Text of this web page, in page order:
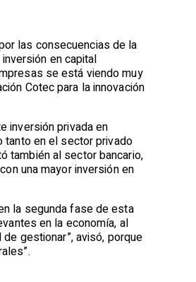
las consecuencias de la
en capital
se está viendo muy
Cotec para la innovación
inversión privada en
tanto en el sector privado
también al sector bancario,
una mayor inversión en
la segunda fase de esta
en la economía, al
gestionar”, avisó, porque